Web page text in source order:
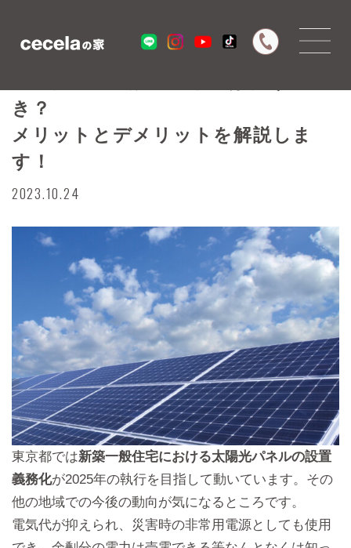
き？
メリットとデメリットを解説しま
す！
2023.10.24
東京都では新築一般住宅における太陽光パネルの設置
義務化が2025年の執行を目指して動いています。その
他の地域での今後の動向が気になるところです。
電気代が抑えられ、災害時の非常用電源としても使用